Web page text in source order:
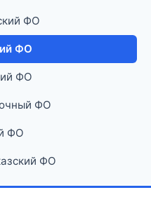
ФО
ФО
ФО
ФО
ФО
ФО